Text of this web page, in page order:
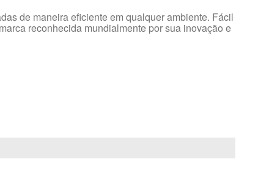
de maneira eficiente em qualquer ambiente. Fácil
reconhecida mundialmente por sua inovação e